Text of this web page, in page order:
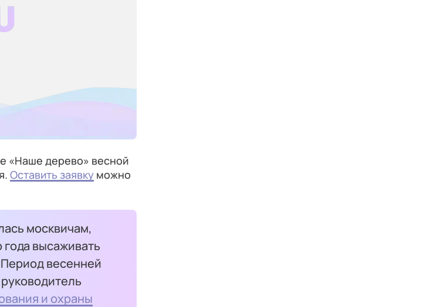
«Наше дерево» весной
Оставить заявку можно
москвичам,
высаживать
весенней
и охраны